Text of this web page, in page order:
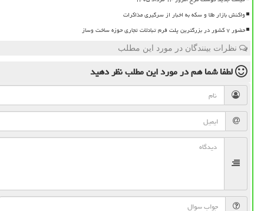
واکنش بازار طلا و سکه به اخبار از سرگیری مذاکرات
حضور ۷ کشور در بزرگترین پلت فرم تبادلات تجاری حوزه ساخت وساز
نظرات بینندگان در مورد این مطلب
لطفا شما همدر مورد این مطلبنظر دهید